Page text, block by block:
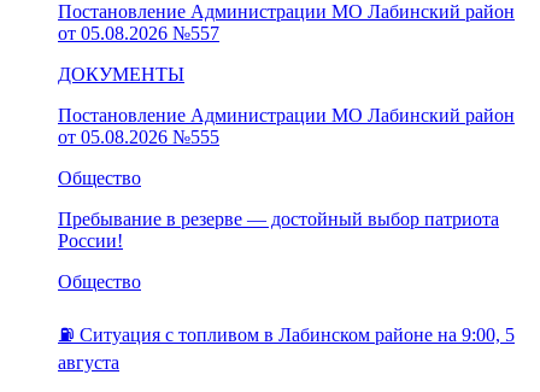
Постановление Администрации МО Лабинский район
от 05.08.2026 №557
ДОКУМЕНТЫ
Постановление Администрации МО Лабинский район
от 05.08.2026 №555
Общество
Пребывание в резерве — достойный выбор патриота
России!
Общество
⛽️ Ситуация с топливом в Лабинском районе на 9:00, 5
августа